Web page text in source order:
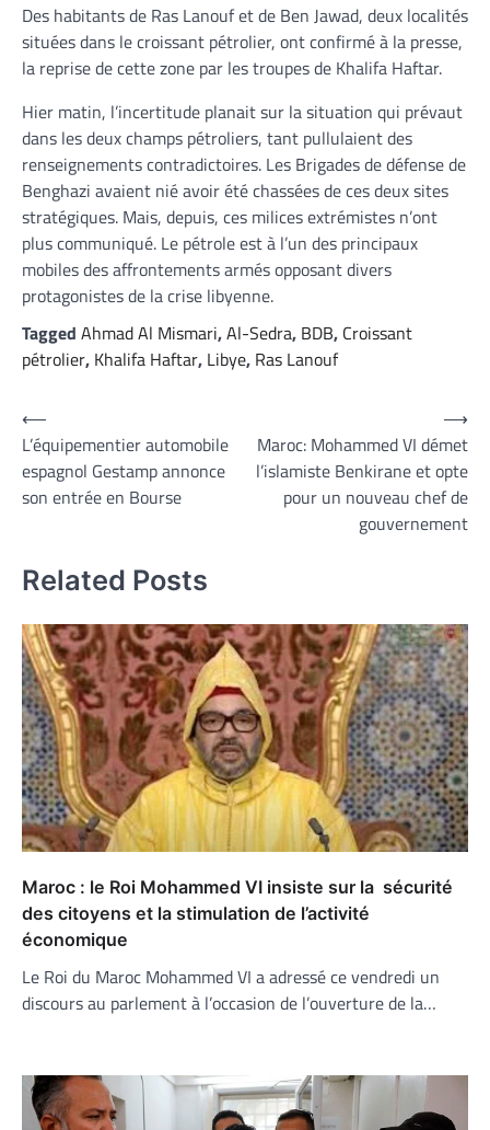
Des habitants de Ras Lanouf et de Ben Jawad, deux localités
situées dans le croissant pétrolier, ont confirmé à la presse,
la reprise de cette zone par les troupes de Khalifa Haftar.
Hier matin, l’incertitude planait sur la situation qui prévaut
dans les deux champs pétroliers, tant pullulaient des
renseignements contradictoires. Les Brigades de défense de
Benghazi avaient nié avoir été chassées de ces deux sites
stratégiques. Mais, depuis, ces milices extrémistes n’ont
plus communiqué. Le pétrole est à l’un des principaux
mobiles des affrontements armés opposant divers
protagonistes de la crise libyenne.
Tagged Ahmad Al Mismari,Al-Sedra, BDB, Croissant
pétrolier, Khalifa Haftar, Libye, Ras Lanouf
Navigation
de
l’article
⟵
L’équipementier automobile
espagnol Gestamp annonce
son entrée en Bourse
Maroc: Mohammed VI démet
l’islamiste Benkirane et opte
pour un nouveau chef de
gouvernement
⟶
Related Posts
Maroc : le Roi Mohammed VI insiste sur la sécurité
des citoyens et la stimulation de l’activité
économique
Le Roi du Maroc Mohammed VI a adressé ce vendredi un
discours au parlement à l’occasion de l’ouverture de la…